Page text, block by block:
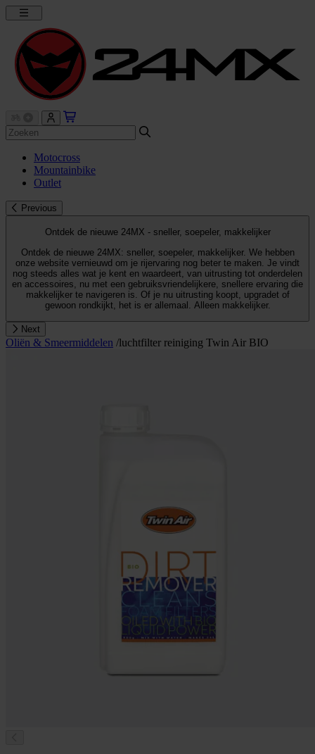
Motocross
Mountainbike
Outlet
Previous
Ontdek de nieuwe 24MX - sneller, soepeler, makkelijker
Ontdek de nieuwe 24MX: sneller, soepeler, makkelijker. We hebben
onze website vernieuwd om je rijervaring nog beter te maken. Je vindt
nog steeds alles wat je kent en waardeert, van uitrusting tot onderdelen
en accessoires, nu met een gebruiksvriendelijkere, snellere ervaring die
makkelijker te navigeren is. Of je nu uitrusting koopt, upgradet of
gewoon rondkijkt, het is er allemaal. Alleen makkelijker.
Next
Oliën & Smeermiddelen /luchtfilter reiniging Twin Air BIO